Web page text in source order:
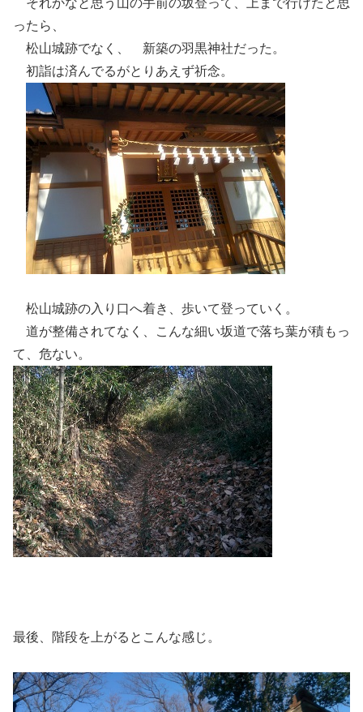
ったら、
松山城跡でなく、 新築の羽黒神社だった。
初詣は済んでるがとりあえず祈念。
松山城跡の入り口へ着き、歩いて登っていく。
道が整備されてなく、こんな細い坂道で落ち葉が積もっ
て、危ない。
最後、階段を上がるとこんな感じ。